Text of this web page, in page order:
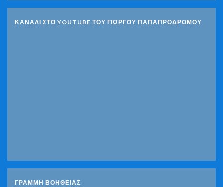
ΚΑΝΑΛΙ ΣΤΟ YOUTUBE ΤΟΥ ΓΙΩΡΓΟΥ ΠΑΠΑΠΡΟΔΡΟΜΟΥ
ΓΡΑΜΜΗ ΒΟΗΘΕΙΑΣ